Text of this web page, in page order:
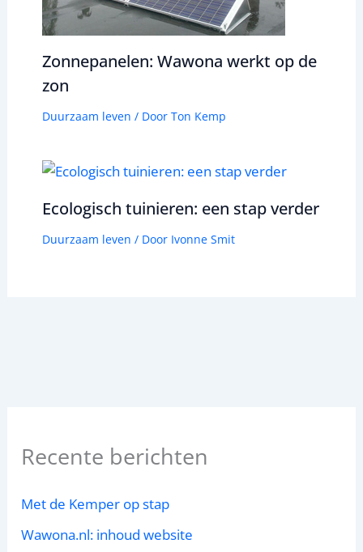
Zonnepanelen: Wawona werkt op de
zon
Duurzaam leven / Door Ton Kemp
Ecologisch tuinieren: een stap verder
Duurzaam leven / Door Ivonne Smit
Recente berichten
Met de Kemper op stap
Wawona.nl: inhoud website